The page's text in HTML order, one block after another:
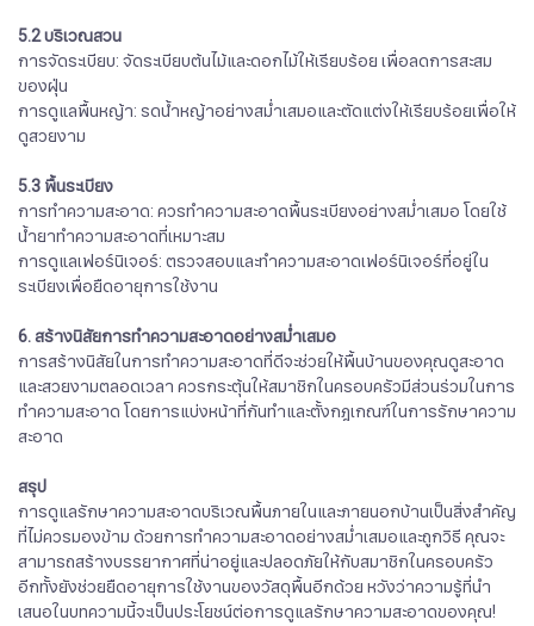
5.2 บริเวณสวน
การจัดระเบียบ: จัดระเบียบต้นไม้และดอกไม้ให้เรียบร้อย เพื่อลดการสะสม
ของฝุ่น
การดูแลพื้นหญ้า: รดน้ำหญ้าอย่างสม่ำเสมอและตัดแต่งให้เรียบร้อยเพื่อให้
ดูสวยงาม
5.3 พื้นระเบียง
การทำความสะอาด: ควรทำความสะอาดพื้นระเบียงอย่างสม่ำเสมอ โดยใช้
น้ำยาทำความสะอาดที่เหมาะสม
การดูแลเฟอร์นิเจอร์: ตรวจสอบและทำความสะอาดเฟอร์นิเจอร์ที่อยู่ใน
ระเบียงเพื่อยืดอายุการใช้งาน
6. สร้างนิสัยการทำความสะอาดอย่างสม่ำเสมอ
การสร้างนิสัยในการทำความสะอาดที่ดีจะช่วยให้พื้นบ้านของคุณดูสะอาด
และสวยงามตลอดเวลา ควรกระตุ้นให้สมาชิกในครอบครัวมีส่วนร่วมในการ
ทำความสะอาด โดยการแบ่งหน้าที่กันทำและตั้งกฎเกณฑ์ในการรักษาความ
สะอาด
สรุป
การดูแลรักษาความสะอาดบริเวณพื้นภายในและภายนอกบ้านเป็นสิ่งสำคัญ
ที่ไม่ควรมองข้าม ด้วยการทำความสะอาดอย่างสม่ำเสมอและถูกวิธี คุณจะ
สามารถสร้างบรรยากาศที่น่าอยู่และปลอดภัยให้กับสมาชิกในครอบครัว
อีกทั้งยังช่วยยืดอายุการใช้งานของวัสดุพื้นอีกด้วย หวังว่าความรู้ที่นำ
เสนอในบทความนี้จะเป็นประโยชน์ต่อการดูแลรักษาความสะอาดของคุณ!